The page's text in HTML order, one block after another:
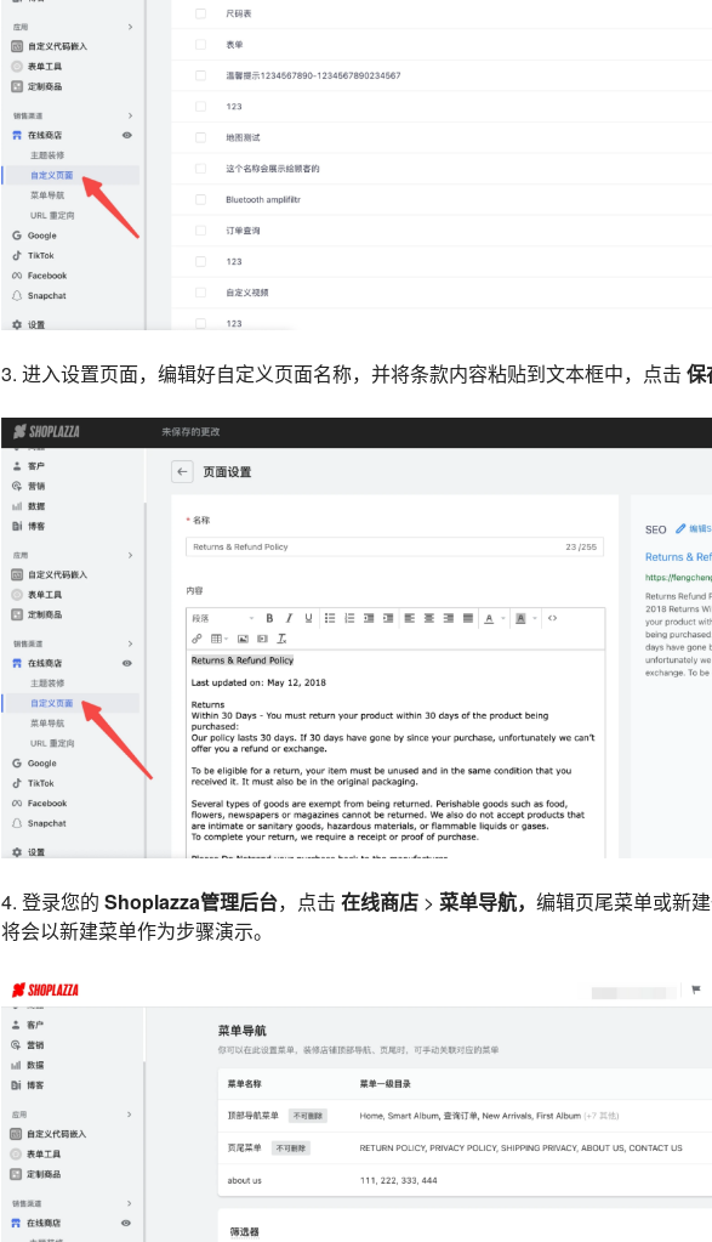
3. 进入设置页面，编辑好自定义页面名称，并将条款内容粘贴到文本框中，点击 保
4. 登录您的 Shoplazza管理后台，点击 在线商店 > 菜单导航， 编辑页尾菜单或新
将会以新建菜单作为步骤演示。